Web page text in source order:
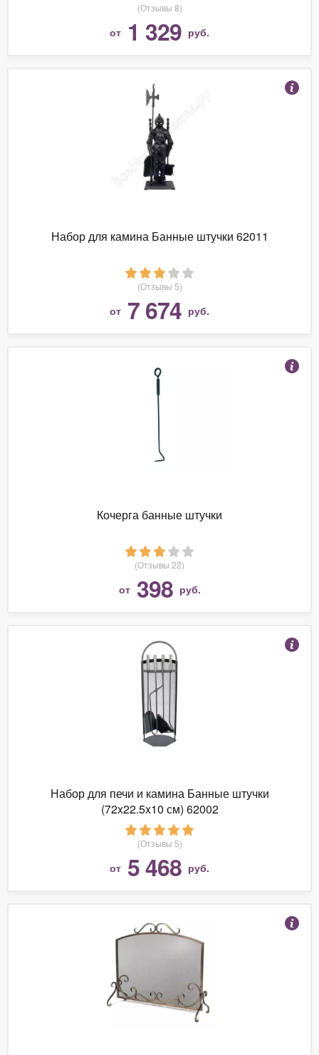
(Отзывы 8)
от 1 329 руб.
Набор для камина Банные штучки 62011
(Отзывы 5)
от 7 674 руб.
Кочерга банные штучки
(Отзывы 22)
от 398 руб.
Набор для печи и камина Банные штучки
(72x22.5x10 см) 62002
(Отзывы 5)
от 5 468 руб.